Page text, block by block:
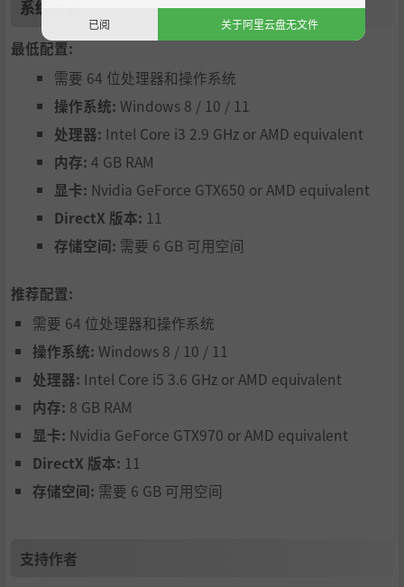
借助照片集和回放模式，展现您的驾驶技术，或者您最喜欢
的风景。
系统需求
最低配置:
需要 64 位处理器和操作系统
操作系统: Windows 8 / 10 / 11
处理器: Intel Core i3 2.9 GHz or AMD equivalent
内存: 4 GB RAM
显卡: Nvidia GeForce GTX650 or AMD equivalent
DirectX 版本: 11
存储空间: 需要 6 GB 可用空间
推荐配置:
需要 64 位处理器和操作系统
操作系统: Windows 8 / 10 / 11
处理器: Intel Core i5 3.6 GHz or AMD equivalent
内存: 8 GB RAM
显卡: Nvidia GeForce GTX970 or AMD equivalent
DirectX 版本: 11
存储空间: 需要 6 GB 可用空间
支持作者
已阅
关于阿里云盘无文件